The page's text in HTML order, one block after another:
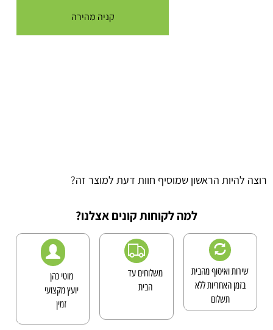
קניה מהירה
רוצה להיות הראשון שמוסיף חוות דעת למוצר זה?
למה לקוחות קונים אצלנו?
שירות ואיסוף מהבית
בזמן האחריות ללא
תשלום
משלוחים עד
הבית
מוטי כהן
יועץ מקצועי
זמין